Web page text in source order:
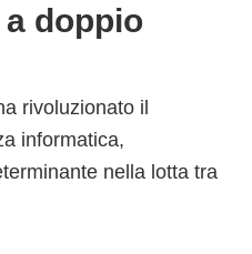
a doppio
rivoluzionato il
informatica,
nella lotta tra